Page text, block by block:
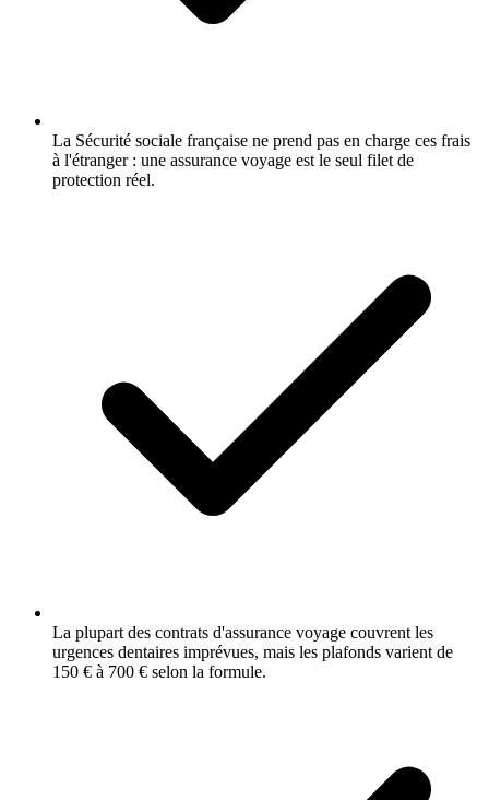
La Sécurité sociale française ne prend pas en charge ces frais
à l'étranger : une assurance voyage est le seul filet de
protection réel.
La plupart des contrats d'assurance voyage couvrent les
urgences dentaires imprévues, mais les plafonds varient de
150 € à 700 € selon la formule.